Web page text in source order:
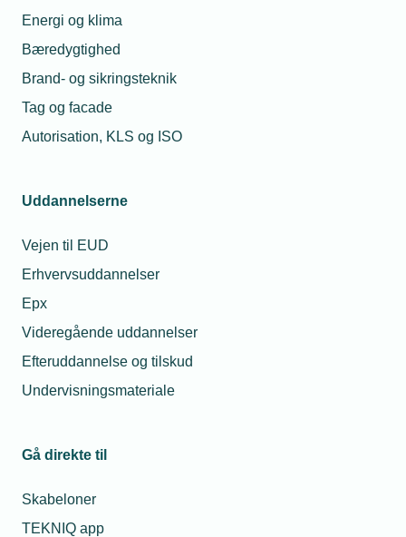
Energi og klima
Bæredygtighed
Brand- og sikringsteknik
Tag og facade
Autorisation, KLS og ISO
Uddannelserne
Vejen til EUD
Erhvervsuddannelser
Epx
Videregående uddannelser
Efteruddannelse og tilskud
Undervisningsmateriale
Gå direkte til
Skabeloner
TEKNIQ app